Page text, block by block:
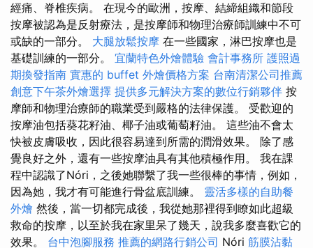
經痛、脊椎疾病。 在現今的歐洲，按摩、結締組織和節段
按摩被認為是反射療法，是按摩師和物理治療師訓練中不可
或缺的一部分。 大腿放鬆按摩 在一些國家，淋巴按摩也是
基礎訓練的一部分。 宜蘭特色外燴體驗 會計事務所 護照過
期換發指南 實惠的 buffet 外燴價格方案 台南清潔公司推薦
創意下午茶外燴選擇 提供多元解決方案的數位行銷夥伴 按
摩師和物理治療師的職業受到嚴格的法律保護。 受歡迎的
按摩油包括葵花籽油、椰子油或葡萄籽油。 這些油不會太
快被皮膚吸收，因此很容易達到所需的潤滑效果。 除了感
覺良好之外，還有一些按摩油具有其他積極作用。 我在課
程中認識了Nóri，之後她聯繫了我一些很棒的事情，例如，
因為她，我才有可能進行骨盆底訓練。 靈活多樣的自助餐
外燴 然後，當一切都完成後，我從她那裡得到瞭如此超級
救命的按摩，以至於我在家里呆了幾天，說我多麼喜歡它的
效果。 台中泡腳服務 推薦的網路行銷公司 Nóri 筋膜沾黏